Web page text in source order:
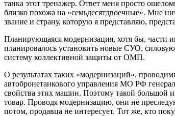
танка этот тренажер. Ответ меня просто
близко похожа на «семьдесятдвоечные». Мне
звание и страну, которую я представляю,
Планирующаяся модернизация, хотя бы, части
планировалось установить новые СУО,
систему коллективной защиты от ОМП.
О результатах таких «модернизаций»,
автобронетанкового управления МО РФ
свойства этих машин. Поэтому такой большой
товар. Проводя модернизацию, они не
потом, продавца не интересует. Тот же, кто